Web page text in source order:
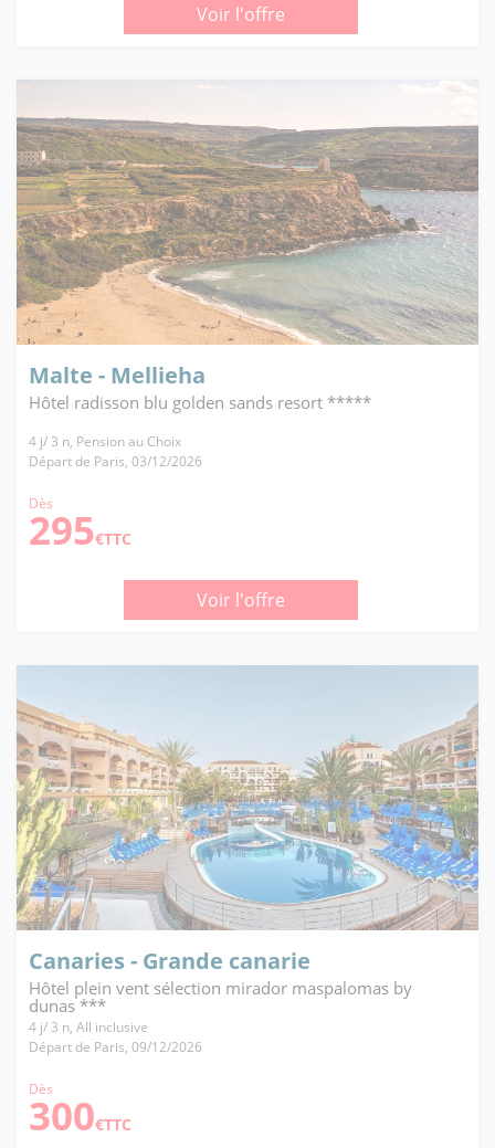
Voir l'offre
Malte - Mellieha
Hôtel radisson blu golden sands resort *****
4 j/ 3 n, Pension au Choix
Départ de Paris, 03/12/2026
Dès
295€TTC
Voir l'offre
Canaries - Grande canarie
Hôtel plein vent sélection mirador maspalomas by
dunas ***
4 j/ 3 n, All inclusive
Départ de Paris, 09/12/2026
Dès
300€TTC